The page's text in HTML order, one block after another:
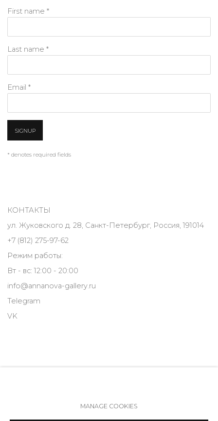
First name *
Last name *
Email *
SIGNUP
* denotes required fields
КОНТАКТЫ
ул. Жуковского д. 28, Санкт-Петербург, Россия, 191014
+7 (812) 275-97-62
Режим работы:
Вт - вс: 12:00 - 20:00
info@annanova-gallery.ru
Telegram
VK
MANAGE COOKIES